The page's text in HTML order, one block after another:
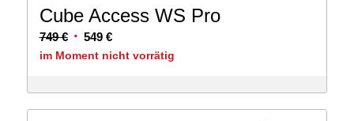
Cube Access WS Pro
749€ Ursprünglicher
Preis
749 €
549 €Aktueller
Preis
549 €.
im Moment nicht vorrätig